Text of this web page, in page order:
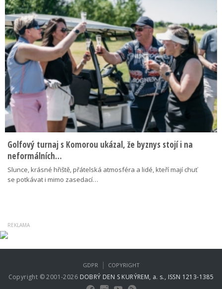
Golfový turnaj s Komorou ukázal, že byznys stojí i na
neformálních…
Slunce, krásné hřiště, přátelská atmosféra a lidé, kteří mají chuť
se potkávat i mimo zasedací…
Copyright © 2001-2026 DOBRÝ DEN S KURÝREM, a. s., ISSN 1213-1385
GDPR | COPYRIGHT